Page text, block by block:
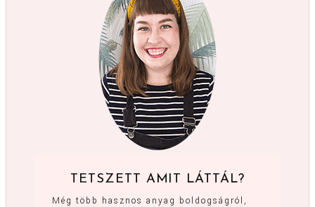
TETSZETT AMIT LÁTTÁL?
Még több hasznos anyag boldogságról,